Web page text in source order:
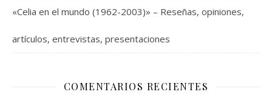
«Celia en el mundo (1962-2003)» – Reseñas, opiniones,
artículos, entrevistas, presentaciones
COMENTARIOS RECIENTES